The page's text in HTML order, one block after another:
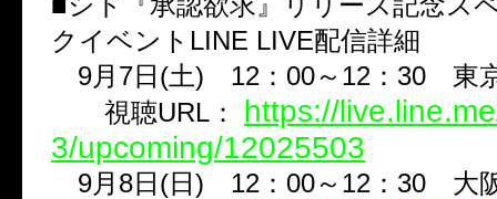
クイベントLINE LIVE配信詳細
9月7日(土) 12：00～12：30 東
視聴URL： https://
3/upcoming/12025503
9月8日(日) 12：00～12：30 大